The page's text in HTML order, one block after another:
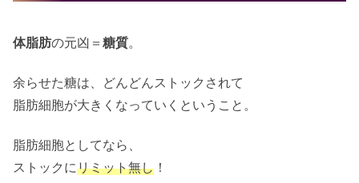
体脂肪の元凶＝ 糖質。
余らせた糖は、どんどんストックされて
脂肪細胞が大きくなっていくということ。
脂肪細胞としてなら、
ストックにリミット無し ！